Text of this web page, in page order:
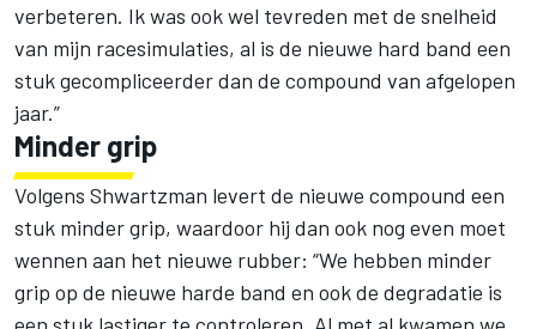
verbeteren. Ik was ook wel tevreden met de snelheid
van mijn racesimulaties, al is de nieuwe hard band een
stuk gecompliceerder dan de compound van afgelopen
jaar.”
Minder grip
Volgens Shwartzman levert de nieuwe compound een
stuk minder grip, waardoor hij dan ook nog even moet
wennen aan het nieuwe rubber: “We hebben minder
grip op de nieuwe harde band en ook de degradatie is